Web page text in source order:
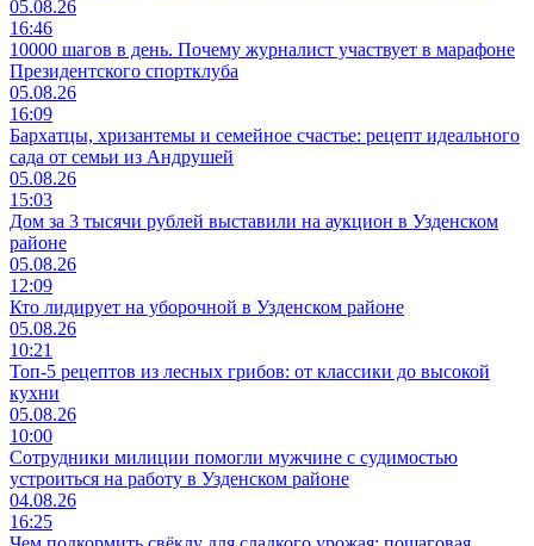
05.08.26
16:46
10000 шагов в день. Почему журналист участвует в марафоне
Президентского спортклуба
05.08.26
16:09
Бархатцы, хризантемы и семейное счастье: рецепт идеального
сада от семьи из Андрушей
05.08.26
15:03
Дом за 3 тысячи рублей выставили на аукцион в Узденском
районе
05.08.26
12:09
Кто лидирует на уборочной в Узденском районе
05.08.26
10:21
Топ-5 рецептов из лесных грибов: от классики до высокой
кухни
05.08.26
10:00
Сотрудники милиции помогли мужчине с судимостью
устроиться на работу в Узденском районе
04.08.26
16:25